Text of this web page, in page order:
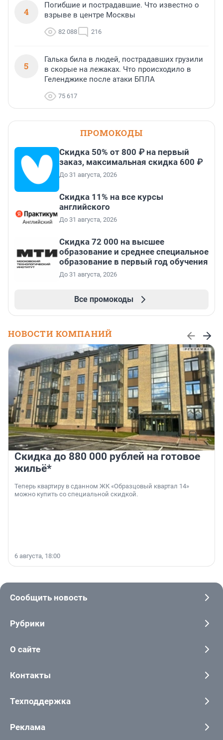
4
Погибшие и пострадавшие. Что известно о
взрыве в центре Москвы
82 088 216
5
Галька била в людей, пострадавших грузили
в скорые на лежаках. Что происходило в
Геленджике после атаки БПЛА
75 617
ПРОМОКОДЫ
Скидка 50% от 800 ₽ на первый
заказ, максимальная скидка 600 ₽
До 31 августа, 2026
Скидка 11% на все курсы
английского
До 31 августа, 2026
Скидка 72 000 на высшее
образование и среднее специальное
образование в первый год обучения
До 31 августа, 2026
Все промокоды
НОВОСТИ КОМПАНИЙ
Скидка до 880 000 рублей на готовое
жильё*
Теперь квартиру в сданном ЖК «Образцовый квартал 14»
можно купить со специальной скидкой.
6 августа, 18:00
Сообщить новость
Рубрики
О сайте
Контакты
Техподдержка
Реклама